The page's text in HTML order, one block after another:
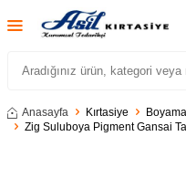
Anasayfa Kırtasiye
Zig Suluboya Pigment Gansai